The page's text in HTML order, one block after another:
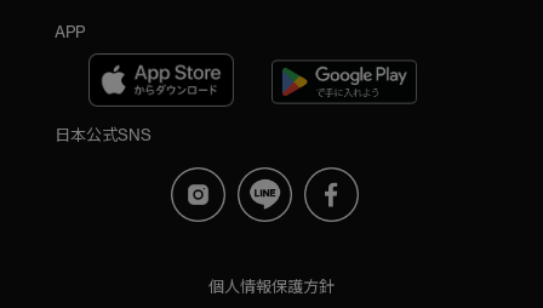
APP
日本公式SNS
個人情報保護方針